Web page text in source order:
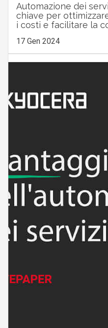
Automazione dei
chiave per
i costi e facilitare la
17 Gen 2024